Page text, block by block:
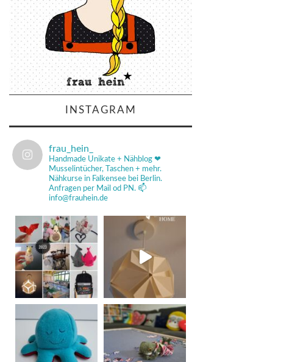
INSTAGRAM
frau_hein_
Handmade Unikate + Nähblog ❤
Musselintücher, Taschen + mehr.
Nähkurse in Falkensee bei Berlin.
Anfragen per Mail od PN. 📫
info@frauhein.de